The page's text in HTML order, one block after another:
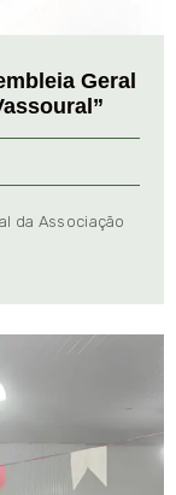
Geral
da Associação